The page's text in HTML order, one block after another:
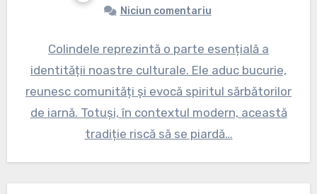
Niciun comentariu
Colindele reprezintă o parte esențială a
identității noastre culturale. Ele aduc bucurie,
reunesc comunități și evocă spiritul sărbătorilor
de iarnă. Totuși, în contextul modern, această
tradiție riscă să se piardă…